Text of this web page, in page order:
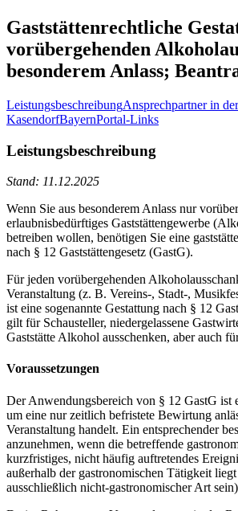
Gaststättenrechtliche
vorübergehenden
besonderem Anlass;
LeistungsbeschreibungAnsprechpartner in
KasendorfBayernPortal-Links
Leistungsbeschreibung
Stand: 11.12.2025
Wenn Sie aus besonderem Anlass nur
erlaubnisbedürftiges Gaststättengewerbe
betreiben wollen, benötigen Sie eine
nach § 12 Gaststättengesetz (GastG).
Für jeden vorübergehenden
Veranstaltung (z. B. Vereins-, Stadt-,
ist eine sogenannte Gestattung nach § 12
gilt für Schausteller, niedergelassene
Gaststätte Alkohol ausschenken, aber auch
Voraussetzungen
Der Anwendungsbereich von § 12 GastG ist
um eine nur zeitlich befristete Bewirtung
Veranstaltung handelt. Ein entsprechender
anzunehmen, wenn die betreffende
kurzfristiges, nicht häufig auftretendes
außerhalb der gastronomischen Tätigkeit
ausschließlich nicht-gastronomischer Art